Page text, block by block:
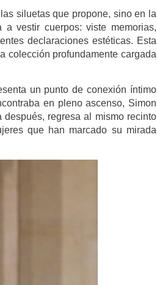
siluetas que propone, sino en la
vestir cuerpos: viste memorias,
declaraciones estéticas. Esta
colección profundamente cargada
un punto de conexión íntimo
en pleno ascenso, Simon
regresa al mismo recinto
que han marcado su mirada